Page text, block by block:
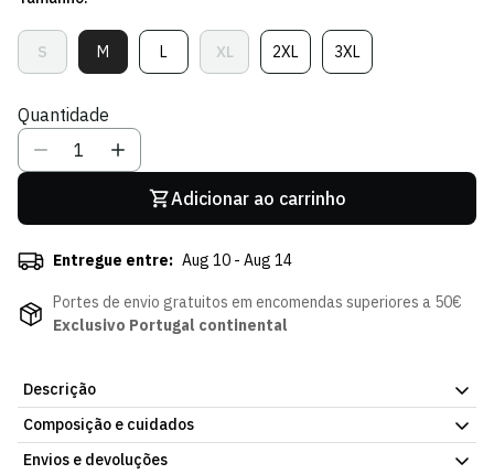
SVariante
Esgotada
Indisponível
MVariante
Esgotada
Indisponível
LVariante
Esgotada
XL
Variante
Esgotada
2XLVariante
Esgotada
3XLVariante
Esgotada
Quantidade
Adicionar ao carrinho
Entregue entre: Aug 10 - Aug 14
Portes de envio gratuitos em encomendas superiores a 50€
Exclusivo Portugal continental
Descrição
Casaco Híbrido Preto Emblema, com o design oficial do Sporting
CP. Fecho e acabamentos pensados para uso diário. Consulta os
Composição e cuidados
Envios e devoluções